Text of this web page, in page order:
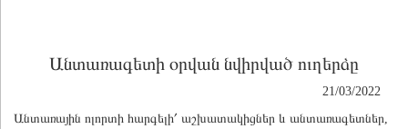
Անտառագետի օրվան նվիրված ուղերձը
21/03/2022
Անտառային ոլորտի հարգելի՛ աշխատակիցներ և անտառագետներ,